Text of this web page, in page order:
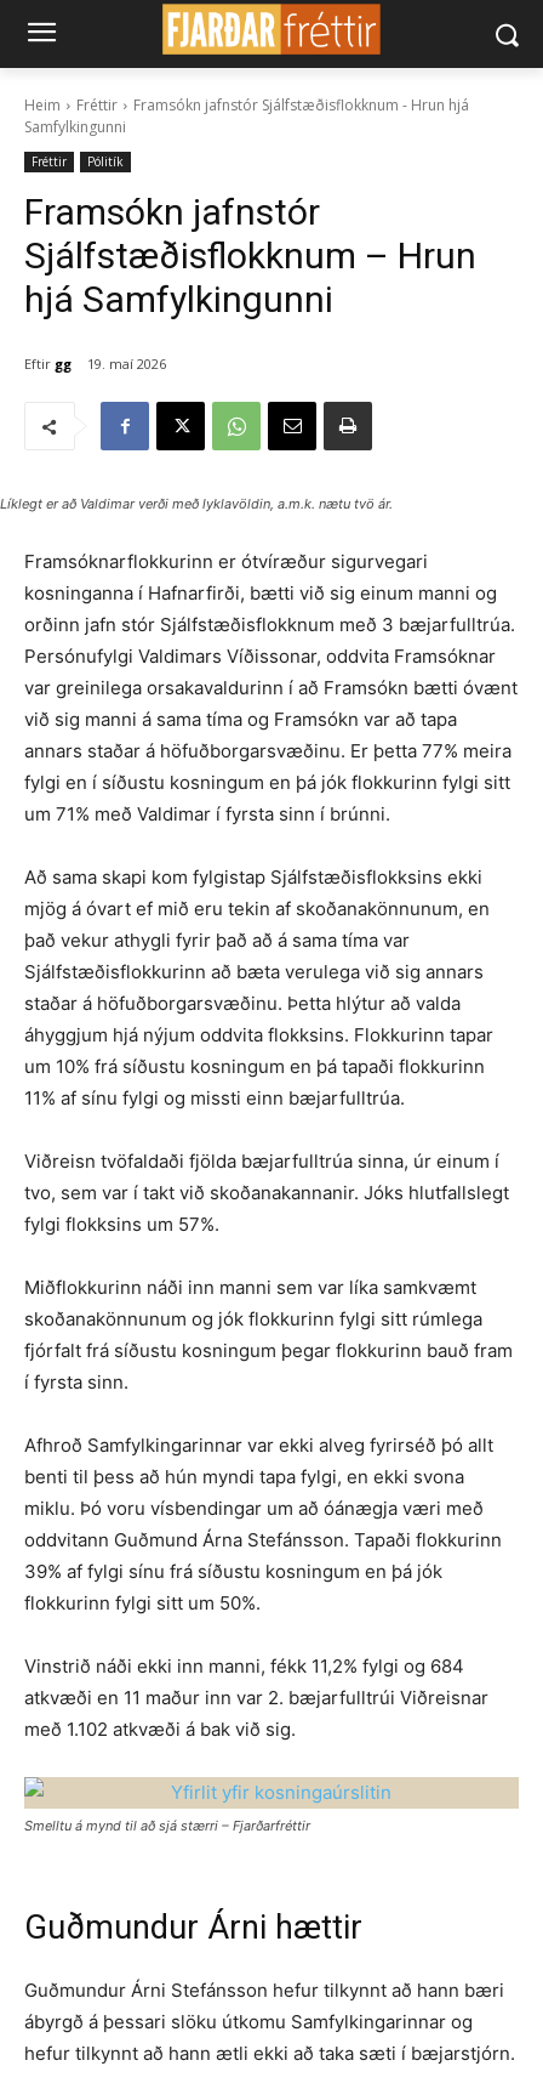
Heim Fréttir
Framsókn jafnstór Sjálfstæðisflokknum - Hrun hjá
Samfylkingunni
Fréttir Pólitík
Framsókn jafnstór
Sjálfstæðisflokknum – Hrun
hjá Samfylkingunni
Eftir gg 19. maí 2026
Líklegt er að Valdimar verði með lyklavöldin, a.m.k. nætu tvö ár.
Framsóknarflokkurinn er ótvíræður sigurvegari
kosninganna í Hafnarfirði, bætti við sig einum manni og
orðinn jafn stór Sjálfstæðisflokknum með 3 bæjarfulltrúa.
Persónufylgi Valdimars Víðissonar, oddvita Framsóknar
var greinilega orsakavaldurinn í að Framsókn bætti óvænt
við sig manni á sama tíma og Framsókn var að tapa
annars staðar á höfuðborgarsvæðinu. Er þetta 77% meira
fylgi en í síðustu kosningum en þá jók flokkurinn fylgi sitt
um 71% með Valdimar í fyrsta sinn í brúnni.
Að sama skapi kom fylgistap Sjálfstæðisflokksins ekki
mjög á óvart ef mið eru tekin af skoðanakönnunum, en
það vekur athygli fyrir það að á sama tíma var
Sjálfstæðisflokkurinn að bæta verulega við sig annars
staðar á höfuðborgarsvæðinu. Þetta hlýtur að valda
áhyggjum hjá nýjum oddvita flokksins. Flokkurinn tapar
um 10% frá síðustu kosningum en þá tapaði flokkurinn
11% af sínu fylgi og missti einn bæjarfulltrúa.
Viðreisn tvöfaldaði fjölda bæjarfulltrúa sinna, úr einum í
tvo, sem var í takt við skoðanakannanir. Jóks hlutfallslegt
fylgi flokksins um 57%.
Miðflokkurinn náði inn manni sem var líka samkvæmt
skoðanakönnunum og jók flokkurinn fylgi sitt rúmlega
fjórfalt frá síðustu kosningum þegar flokkurinn bauð fram
í fyrsta sinn.
Afhroð Samfylkingarinnar var ekki alveg fyrirséð þó allt
benti til þess að hún myndi tapa fylgi, en ekki svona
miklu. Þó voru vísbendingar um að óánægja væri með
oddvitann Guðmund Árna Stefánsson. Tapaði flokkurinn
39% af fylgi sínu frá síðustu kosningum en þá jók
flokkurinn fylgi sitt um 50%.
Vinstrið náði ekki inn manni, fékk 11,2% fylgi og 684
atkvæði en 11 maður inn var 2. bæjarfulltrúi Viðreisnar
með 1.102 atkvæði á bak við sig.
Smelltu á mynd til að sjá stærri – Fjarðarfréttir
Guðmundur Árni hættir
Guðmundur Árni Stefánsson hefur tilkynnt að hann bæri
ábyrgð á þessari slöku útkomu Samfylkingarinnar og
hefur tilkynnt að hann ætli ekki að taka sæti í bæjarstjórn.